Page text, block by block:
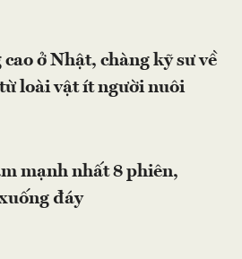
ở Nhật, chàng kỹ sư về
loài vật ít người nuôi
mạnh nhất 8 phiên,
đáy